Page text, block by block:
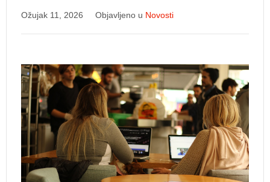
Ožujak 11, 2026 Objavljeno u Novosti